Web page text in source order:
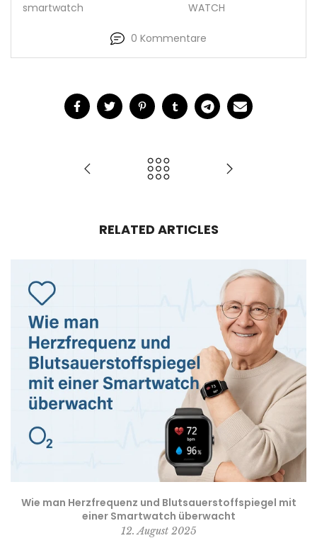
smartwatch
WATCH
0 Kommentare
RELATED ARTICLES
Wie man Herzfrequenz und Blutsauerstoffspiegel mit
einer Smartwatch überwacht
12. August 2025